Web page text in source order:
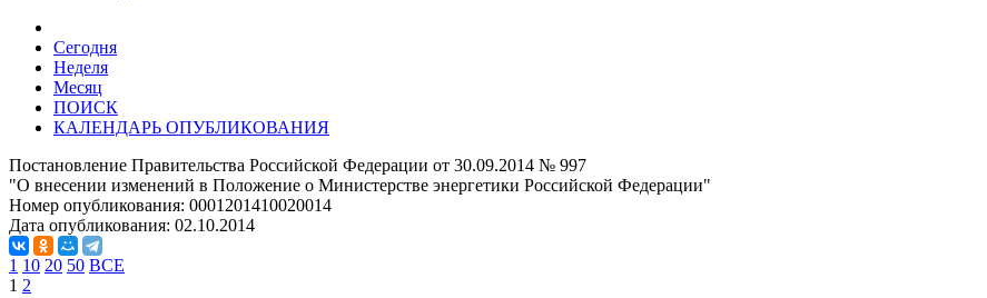
Сегодня
Неделя
Месяц
ПОИСК
КАЛЕНДАРЬ ОПУБЛИКОВАНИЯ
Постановление Правительства Российской Федерации от 30.09.2014 № 997
"О внесении изменений в Положение о Министерстве энергетики Российской Федерации"
Номер опубликования: 0001201410020014
Дата опубликования: 02.10.2014
1 10 20 50 ВСЕ
1 2